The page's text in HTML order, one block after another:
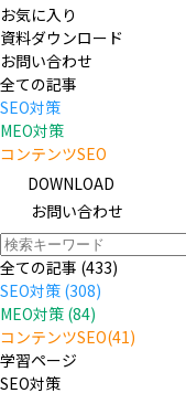
お気に入り
資料ダウンロード
お問い合わせ
全ての記事
SEO対策
MEO対策
コンテンツSEO
DOWNLOAD
お問い合わせ
全ての記事 (433)
SEO対策 (308)
MEO対策 (84)
コンテンツSEO(41)
学習ページ
SEO対策